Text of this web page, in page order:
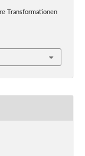
Transformationen